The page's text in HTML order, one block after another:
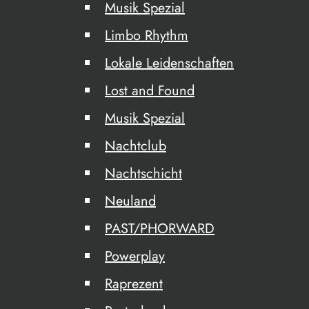
Musik Spezial
Limbo Rhythm
Lokale Leidenschaften
Lost and Found
Musik Spezial
Nachtclub
Nachtschicht
Neuland
PAST/PHORWARD
Powerplay
Raprezent